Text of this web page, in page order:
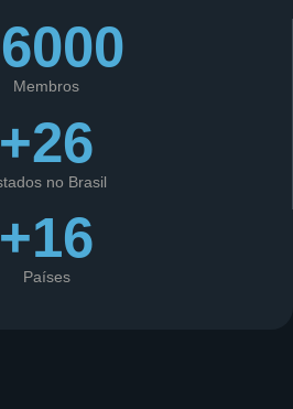
Membros
+26
no Brasil
+16
Países